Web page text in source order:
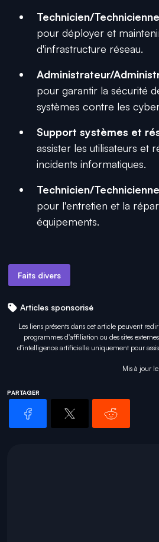
Technicien/
pour déployer et
d'infrastructure réseau.
Administrateur/
pour garantir la sécurité
systèmes contre les
Support systèmes et
assister les utilisateurs et
incidents informatiques.
Technicien/
pour l'entretien et la
équipements.
Faits divers
Articles sponsorisé
Les liens présents dans cet article peuvent
programmes d'affiliation ou des sites
d'intelligence artificielle uniquement pour
Mis à jour
PARTAGER